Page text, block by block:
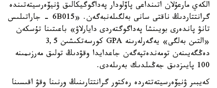
الكەي مارعۇلان اتىنداعى پاۆلودار پەداگوگيكالىق ۋنيۆەرسيتەتىندە
گرانتتاردىڭ ناقتى سانى بەلگىلەنبەگەن. «6B015 - جاراتىلىس
تانۋ پاندەرى بويىنشا پەداگوگتەردى دايارلاۋ» باعىتىنا تۇسكەن
«التىن بەلگى» يەگەرلەرىنە GPA كورسەتكىشىن 3,5
دەڭگەيىنەن تومەندەتپەگەن جاعدايدا وقۋدىڭ تولىق مەرزىمىنە
100 پايىزدىق جەڭىلدىك بەرىلەدى.
كەيبىر ۋنيۆەرسيتەتتەردە رەكتور گرانتتارىنىڭ ورنىنا وقۋ اقىسىنا